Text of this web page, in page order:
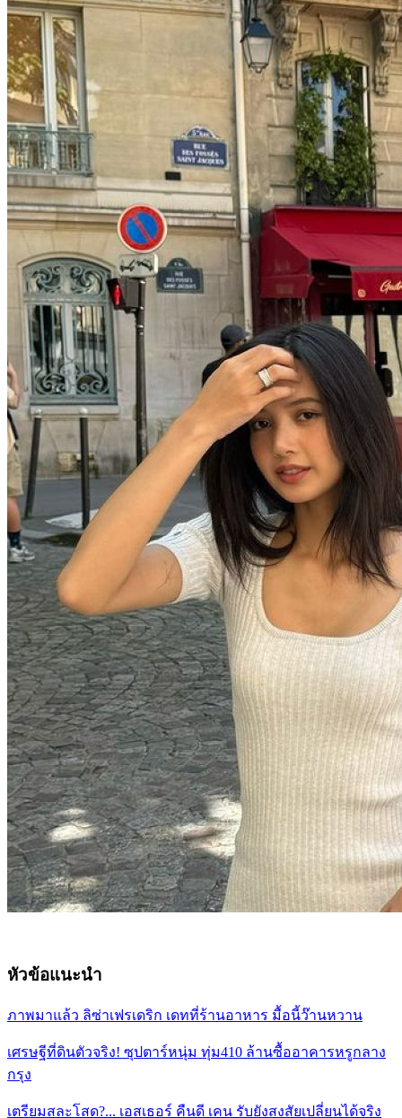
หัวข้อแนะนำ
ภาพมาแล้ว ลิซ่าเฟรเดริก เดทที่ร้านอาหาร มื้อนี้ว๊านหวาน
เศรษฐีที่ดินตัวจริง! ซุปตาร์หนุ่ม ทุ่ม410 ล้านซื้ออาคารหรูกลาง
กรุง
เตรียมสละโสด?... เอสเธอร์ คืนดี เคน รับยังสงสัยเปลี่ยนได้จริง